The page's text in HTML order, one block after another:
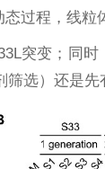
过程，线
突变；同
选）还是先